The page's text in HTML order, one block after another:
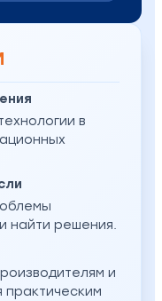
в
найти решения.
и
практическим